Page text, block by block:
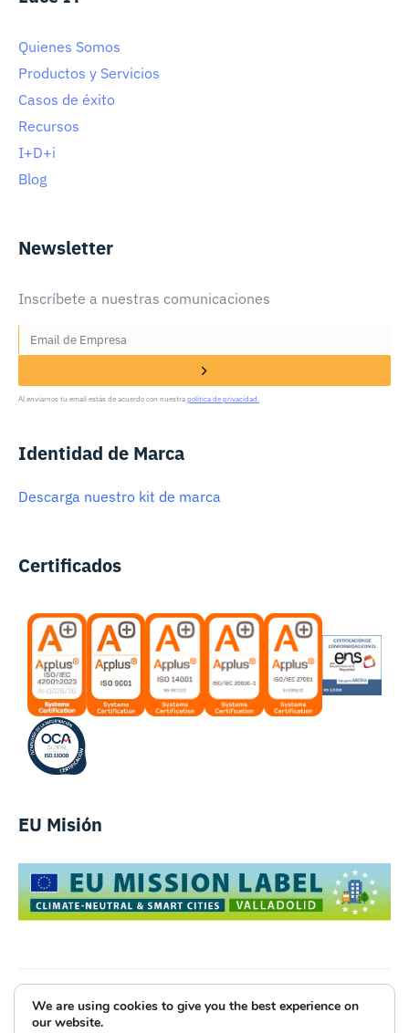
Quienes Somos
Productos y Servicios
Casos de éxito
Recursos
I+D+i
Blog
Newsletter
Inscríbete a nuestras comunicaciones
Al enviarnos tu email estás de acuerdo con nuestra política de privacidad.
Identidad de Marca
Descarga nuestro kit de marca
Certificados
EU Misión
Luce Innovative Technologies
We are using cookies to give you the best experience on
our website.